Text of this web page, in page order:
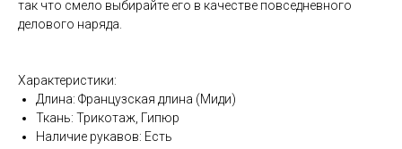
так что смело выбирайте его в качестве повседневного
делового наряда.
Характеристики:
Длина: Французская длина (Миди)
Ткань: Трикотаж, Гипюр
Наличие рукавов: Есть